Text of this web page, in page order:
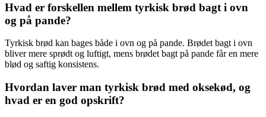
Hvad er forskellen mellem tyrkisk brød bagt i ovn
og på pande?
Tyrkisk brød kan bages både i ovn og på pande. Brødet bagt i ovn
bliver mere sprødt og luftigt, mens brødet bagt på pande får en mere
blød og saftig konsistens.
Hvordan laver man tyrkisk brød med oksekød, og
hvad er en god opskrift?